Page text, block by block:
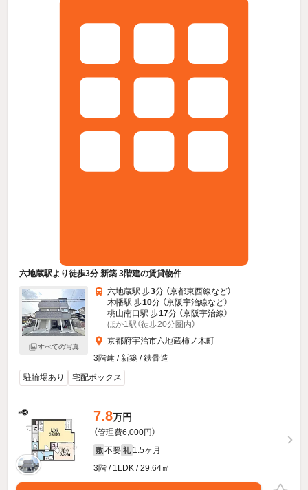
六地蔵駅より徒歩3分 新築 3階建の賃貸物件
すべての写真
六地蔵駅 歩3分 （京都東西線など）
木幡駅 歩10分 （京阪宇治線など）
桃山南口駅 歩17分 （京阪宇治線）
ほか1駅（徒歩20分圏内）
京都府宇治市六地蔵柿ノ木町
3階建 / 新築 / 鉄骨造
駐輪場あり
宅配ボックス
7.8万円
（管理費6,000円）
敷 不要 礼 1.5ヶ月
3階 / 1LDK / 29.64㎡